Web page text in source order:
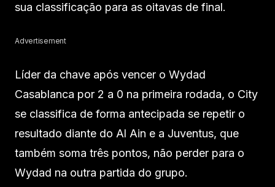
sua classificação para as oitavas de final.
Advertisement
Líder da chave após vencer o Wydad
Casablanca por 2 a 0 na primeira rodada, o City
se classifica de forma antecipada se repetir o
resultado diante do Al Ain e a Juventus, que
também soma três pontos, não perder para o
Wydad na outra partida do grupo.